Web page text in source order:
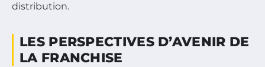
distribution.
LES PERSPECTIVES D’AVENIR DE
LA FRANCHISE